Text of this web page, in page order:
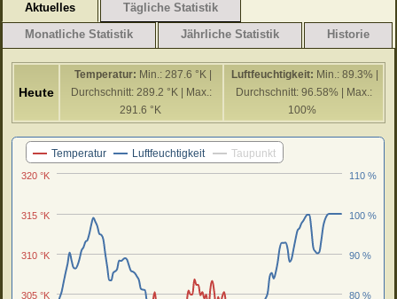
Aktuelles
Tägliche Statistik
Monatliche Statistik
Jährliche Statistik Historie
Heute
Temperatur: Min.: 287.6 °K |
Durchschnitt: 289.2 °K | Max.:
291.6 °K
Luftfeuchtigkeit: Min.: 89.3% |
Durchschnitt: 96.58% | Max.:
100%
Letzten 24 Stunden
Temperatur Luftfeuchtigkeit Taupunkt
305 °K
310 °K
315 °K
320 °K
80 %
90 %
100 %
110 %